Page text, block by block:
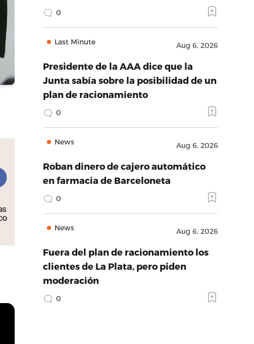
0
Last Minute Aug 6, 2026
Presidente de la AAA dice que la
Junta sabía sobre la posibilidad de un
plan de racionamiento
0
News Aug 6, 2026
Roban dinero de cajero automático
en farmacia de Barceloneta
0
News Aug 6, 2026
Fuera del plan de racionamiento los
clientes de La Plata, pero piden
moderación
0